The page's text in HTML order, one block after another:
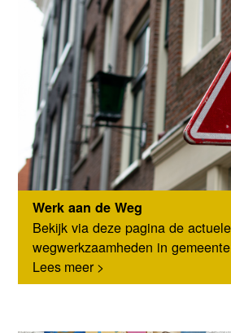
Werk aan de Weg
Bekijk via deze pagina de
wegwerkzaamheden in
Lees meer >